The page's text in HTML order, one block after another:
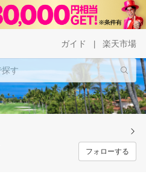
ガイド 楽天市場
フォローする